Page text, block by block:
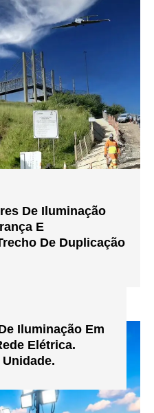
De Iluminação
E
De Duplicação
Iluminação Em
Elétrica.